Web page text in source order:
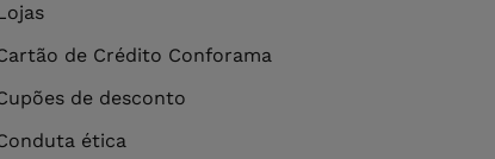
de Crédito Conforama
de desconto
ética